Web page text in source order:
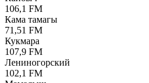
106,1 FM
Кама тамагы
71,51 FM
Кукмара
107,9 FM
Лениногорский
102,1 FM